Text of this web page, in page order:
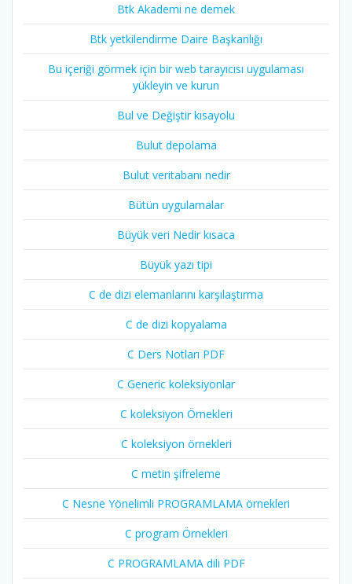
Btk Akademi ne demek
Btk yetkilendirme Daire Başkanlığı
Bu içeriği görmek için bir web tarayıcısı uygulaması
yükleyin ve kurun
Bul ve Değiştir kısayolu
Bulut depolama
Bulut veritabanı nedir
Bütün uygulamalar
Büyük veri Nedir kısaca
Büyük yazı tipi
C de dizi elemanlarını karşılaştırma
C de dizi kopyalama
C Ders Notları PDF
C Generic koleksiyonlar
C koleksiyon Örnekleri
C koleksiyon örnekleri
C metin şifreleme
C Nesne Yönelimli PROGRAMLAMA örnekleri
C program Örnekleri
C PROGRAMLAMA dili PDF